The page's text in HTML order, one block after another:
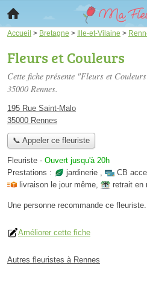
Accueil > Bretagne > Ille-et-Vilaine >
Fleurs et Couleurs
Cette fiche présente "Fleurs et
35000 Rennes.
195 Rue Saint-Malo
35000 Rennes
📞 Appeler ce fleuriste
Fleuriste - Ouvert jusqu'à 20h
Prestations :
jardinerie , CB
livraison le jour même, retrait en
Une personne recommande ce fleuriste.
Améliorer cette fiche
Autres fleuristes à Rennes